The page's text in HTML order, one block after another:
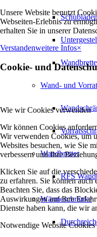
Wand- und
Wandbretter
RFS
Wärmeschränke
Unsere Website benutzt
Webseiten-Erlebnis zu
erhalten Sie in unserer
Verstandenweitere Infos×
Cookie- und
Wie wir Cookies verwenden
Wir können Cookies
Wir verwenden Cookies, um
Websites besuchen, wie Sie
verbessern und Ihre
Klicken Sie auf die
zu erfahren. Sie können auch
Beachten Sie, dass das
Auswirkungen auf Ihre
Dienste haben kann, die wir
Notwendige Website Cookies